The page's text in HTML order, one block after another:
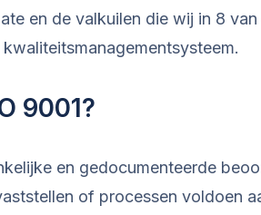
en de valkuilen die wij in 8 van
9001?
en gedocumenteerde
of processen voldoen